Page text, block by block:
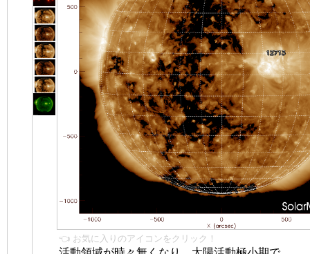
👈 お気に入りのアイコンをクリック！